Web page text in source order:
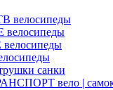
велосипеды
санки
вело |